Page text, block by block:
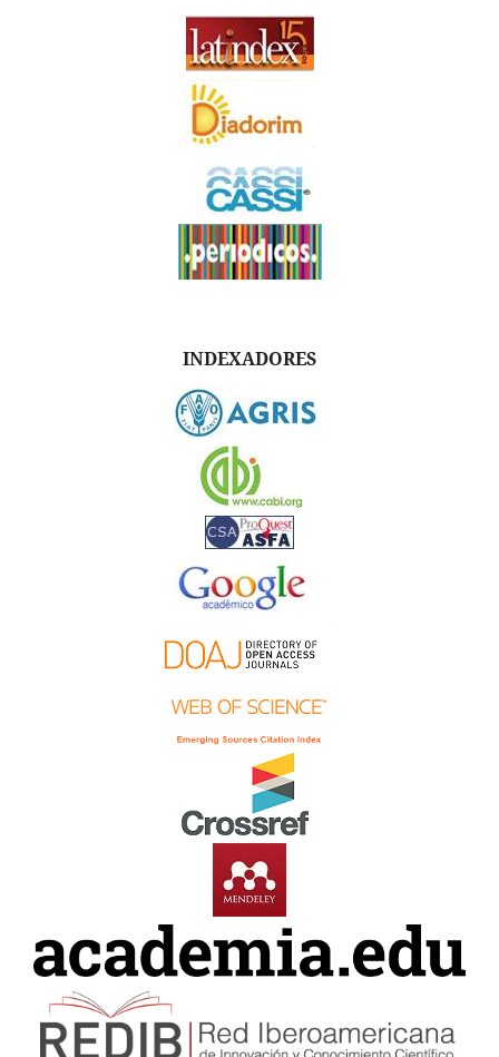
INDEXADORES